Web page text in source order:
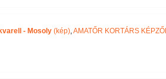
- Mosoly (kép),AMATŐR KORTÁRS